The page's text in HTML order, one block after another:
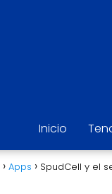
Inicio
Apps
SpudCell y el